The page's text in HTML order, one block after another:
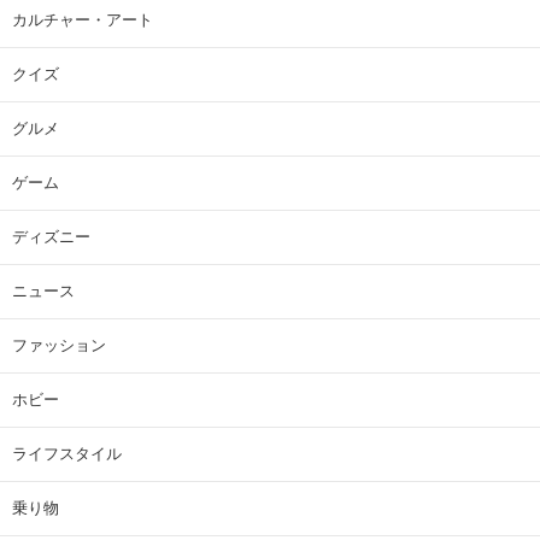
カルチャー・アート
クイズ
グルメ
ゲーム
ディズニー
ニュース
ファッション
ホビー
ライフスタイル
乗り物